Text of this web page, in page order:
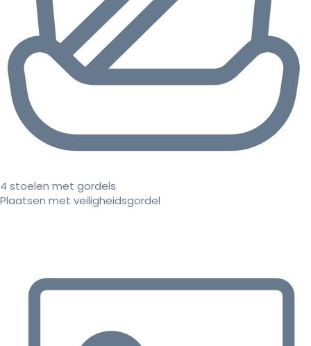
4 stoelen met gordels
Plaatsen met veiligheidsgordel